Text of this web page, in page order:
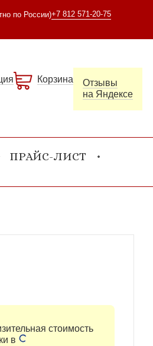
по России)+7 812 571-20-75
Корзина
Отзывы
на Яндексе
ПРАЙС-ЛИСТ
стоимость
в